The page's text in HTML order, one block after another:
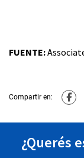
FUENTE:
Compartir en:
¿Querés